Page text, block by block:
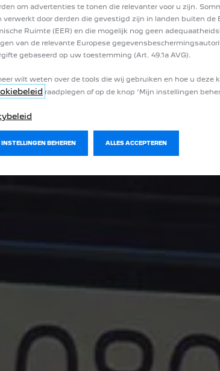
om advertenties te tonen die relevanter voor u zijn.
verwerkt door derden die gevestigd zijn in landen buiten de
Ruimte (EER) en die mogelijk nog geen
van de relevante Europese
gebaseerd op uw toestemming (Art. 49.1a AVG).
wilt weten over de tools die wij gebruiken en hoe u deze
raadplegen of op de knop ‘Mijn instellingen
INSTELLINGEN BEHEREN ALLES ACCEPTEREN